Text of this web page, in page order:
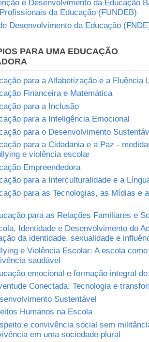
e Desenvolvimento da Educação
da Educação (FUNDEB)
Desenvolvimento da Educação
PARA UMA EDUCAÇÃO
para a Alfabetização e a Fluência
Financeira e Matemática
para a Inclusão
para a Inteligência Emocional
para o Desenvolvimento
para a Cidadania e a Paz -
e violência escolar
Empreendedora
para a Interculturalidade e a
para as Tecnologias, as Mídias e
para as Relações Familiares e
Identidade e Desenvolvimento do
da identidade, sexualidade e
e Violência Escolar: A escola
saudável
emocional e formação integral
Conectada: Tecnologia e
Sustentável
Humanos na Escola
e convivência social sem
em uma sociedade plural